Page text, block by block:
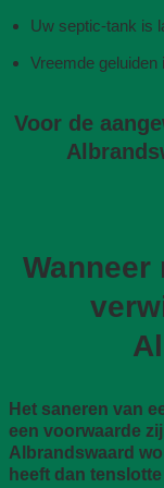
Uw septic-tank is
Vreemde geluiden
Voor de
Wanneer
Het saneren van
een voorwaarde
Albrandswaard
heeft dan